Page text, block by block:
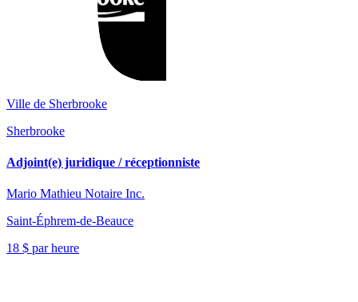
Ville de Sherbrooke
Sherbrooke
Adjoint(e) juridique / réceptionniste
Mario Mathieu Notaire Inc.
Saint-Éphrem-de-Beauce
18 $ par heure